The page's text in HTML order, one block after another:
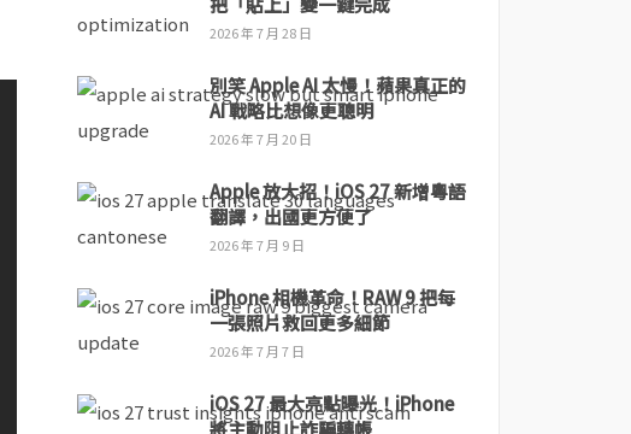
2026 年 7 月 28 日
別笑 Apple AI 太慢！蘋果真正的
AI 戰略比想像更聰明
2026 年 7 月 20 日
Apple 放大招！iOS 27 新增粵語
翻譯，出國更方便了
2026 年 7 月 9 日
iPhone 相機革命！RAW 9 把每
一張照片救回更多細節
2026 年 7 月 7 日
iOS 27 最大亮點曝光！iPhone
將主動阻止詐騙轉帳